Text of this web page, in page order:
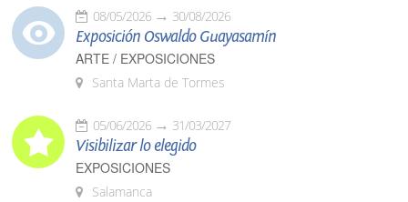
08/05/2026 30/08/2026
Exposición Oswaldo Guayasamín
ARTE / EXPOSICIONES
Santa Marta de Tormes
05/06/2026 31/03/2027
Visibilizar lo elegido
EXPOSICIONES
Salamanca